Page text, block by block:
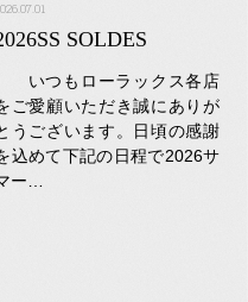
SOLDES
いつもローラックス各店
ご愛顧いただき誠にありが
うございます。日頃の感謝
込めて下記の日程で2026サ
ー…